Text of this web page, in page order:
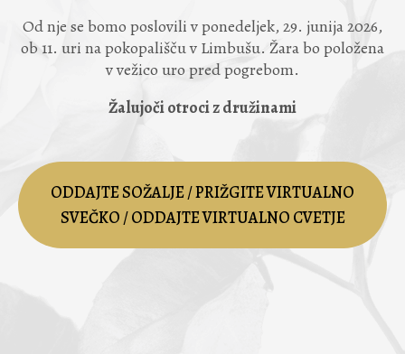
Od nje se bomo poslovili v ponedeljek, 29. junija 2026,
ob 11. uri na pokopališču v Limbušu. Žara bo položena
v vežico uro pred pogrebom.
Žalujoči otroci z družinami
ODDAJTE SOŽALJE / PRIŽGITE VIRTUALNO
SVEČKO / ODDAJTE VIRTUALNO CVETJE